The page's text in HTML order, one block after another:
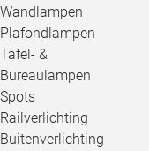
Wandlampen
Plafondlampen
Tafel- &
Bureaulampen
Spots
Railverlichting
Buitenverlichting